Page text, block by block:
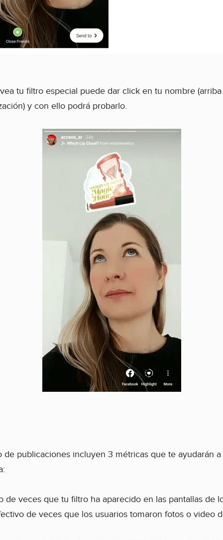
tu filtro especial puede dar click en tu nombre
y con ello podrá probarlo.
de publicaciones incluyen 3 métricas que te ayudarán
de veces que tu filtro ha aparecido en las pantallas de
de veces que los usuarios tomaron fotos o video